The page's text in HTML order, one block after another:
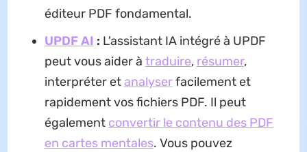
éditeur PDF fondamental.
UPDF AI : L'assistant IA intégré à UPDF
peut vous aider à traduire, résumer,
interpréter etanalyserfacilement et
rapidement vos fichiers PDF. Il peut
également convertir le contenu des PDF
en cartes mentales. Vous pouvez